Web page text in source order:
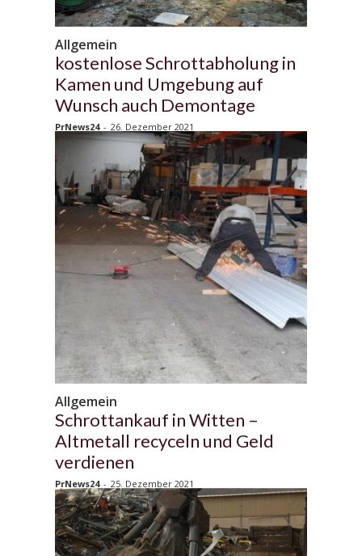
Allgemein
kostenlose Schrottabholung in
Kamen und Umgebung auf
Wunsch auch Demontage
PrNews24 - 26. Dezember 2021
Allgemein
Schrottankauf in Witten –
Altmetall recyceln und Geld
verdienen
PrNews24 - 25. Dezember 2021